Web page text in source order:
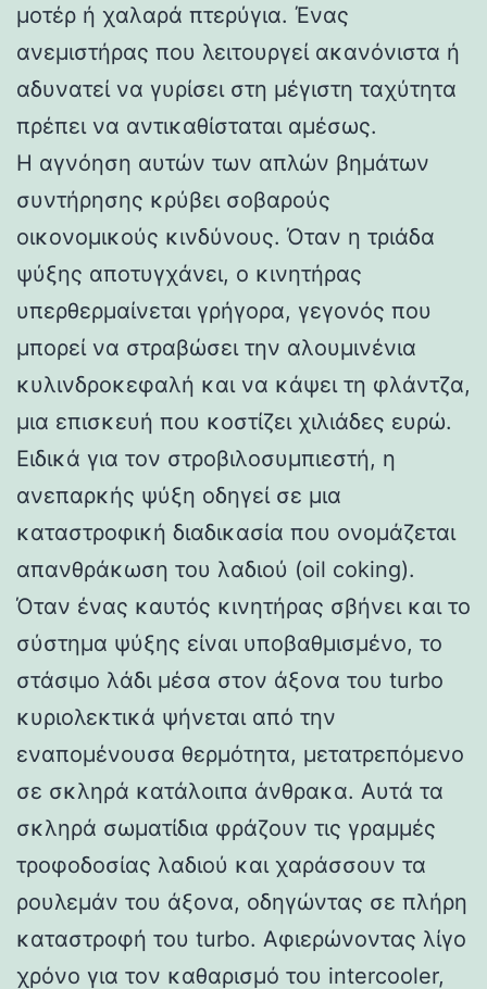
μοτέρ ή χαλαρά πτερύγια. Ένας
ανεμιστήρας που λειτουργεί ακανόνιστα ή
αδυνατεί να γυρίσει στη μέγιστη ταχύτητα
πρέπει να αντικαθίσταται αμέσως.
Η αγνόηση αυτών των απλών βημάτων
συντήρησης κρύβει σοβαρούς
οικονομικούς κινδύνους. Όταν η τριάδα
ψύξης αποτυγχάνει, ο κινητήρας
υπερθερμαίνεται γρήγορα, γεγονός που
μπορεί να στραβώσει την αλουμινένια
κυλινδροκεφαλή και να κάψει τη φλάντζα,
μια επισκευή που κοστίζει χιλιάδες ευρώ.
Ειδικά για τον στροβιλοσυμπιεστή, η
ανεπαρκής ψύξη οδηγεί σε μια
καταστροφική διαδικασία που ονομάζεται
απανθράκωση του λαδιού (oil coking).
Όταν ένας καυτός κινητήρας σβήνει και το
σύστημα ψύξης είναι υποβαθμισμένο, το
στάσιμο λάδι μέσα στον άξονα του turbo
κυριολεκτικά ψήνεται από την
εναπομένουσα θερμότητα, μετατρεπόμενο
σε σκληρά κατάλοιπα άνθρακα. Αυτά τα
σκληρά σωματίδια φράζουν τις γραμμές
τροφοδοσίας λαδιού και χαράσσουν τα
ρουλεμάν του άξονα, οδηγώντας σε πλήρη
καταστροφή του turbo. Αφιερώνοντας λίγο
χρόνο για τον καθαρισμό του intercooler,